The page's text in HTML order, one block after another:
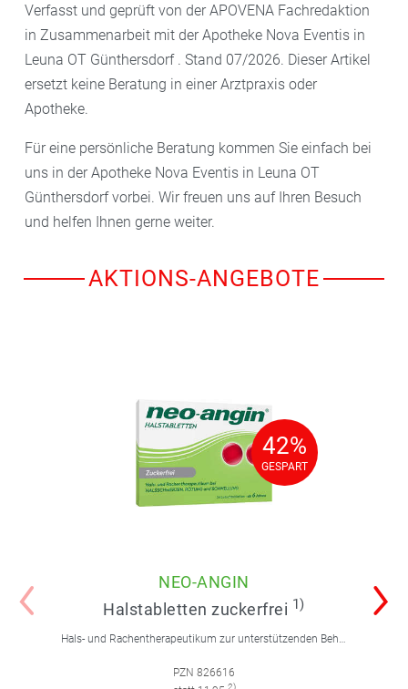
Verfasst und geprüft von der APOVENA Fachredaktion
in Zusammenarbeit mit der Apotheke Nova Eventis in
Leuna OT Günthersdorf . Stand 07/2026. Dieser Artikel
ersetzt keine Beratung in einer Arztpraxis oder
Apotheke.
Für eine persönliche Beratung kommen Sie einfach bei
uns in der Apotheke Nova Eventis in Leuna OT
Günthersdorf vorbei. Wir freuen uns auf Ihren Besuch
und helfen Ihnen gerne weiter.
AKTIONS-ANGEBOTE
42%
GESPART
42%
GESPART
NEO-ANGIN
Halstabletten zuckerfrei 1)
PZN 826616
2)